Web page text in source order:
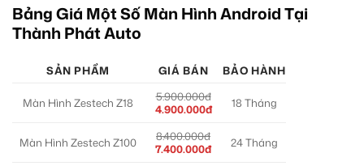
Bảng Giá Một Số Màn Hình Android Tại
Thành Phát Auto
SẢN PHẨM GIÁ BÁN BẢO HÀNH
Màn Hình Zestech Z18
5.900.000đ
4.900.000đ
18 Tháng
Màn Hình Zestech Z100
8.400.000đ
7.400.000đ
24 Tháng